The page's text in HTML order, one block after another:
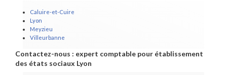
Caluire-et-Cuire
Lyon
Meyzieu
Villeurbanne
Contactez-nous : expert comptable pour établissement
des états sociaux Lyon